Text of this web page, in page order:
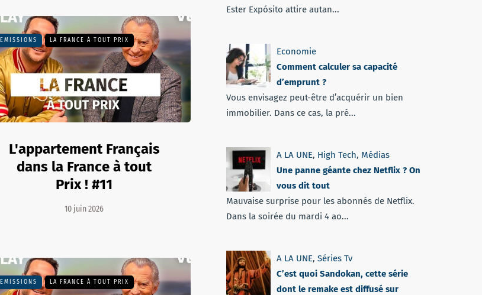
EMISSIONS LA FRANCE À TOUT PRIX
L'appartement Français
dans la France à tout
Prix ! #11
10 juin 2026
EMISSIONS LA FRANCE À TOUT PRIX
Ester Expósito attire autan...
Economie
Comment calculer sa capacité
d’emprunt ?
Vous envisagez peut-être d’acquérir un bien
immobilier. Dans ce cas, la pré...
A LA UNE, High Tech, Médias
Une panne géante chez Netflix ? On
vous dit tout
Mauvaise surprise pour les abonnés de Netflix.
Dans la soirée du mardi 4 ao...
A LA UNE, Séries Tv
C’est quoi Sandokan, cette série
dont le remake est diffusé sur